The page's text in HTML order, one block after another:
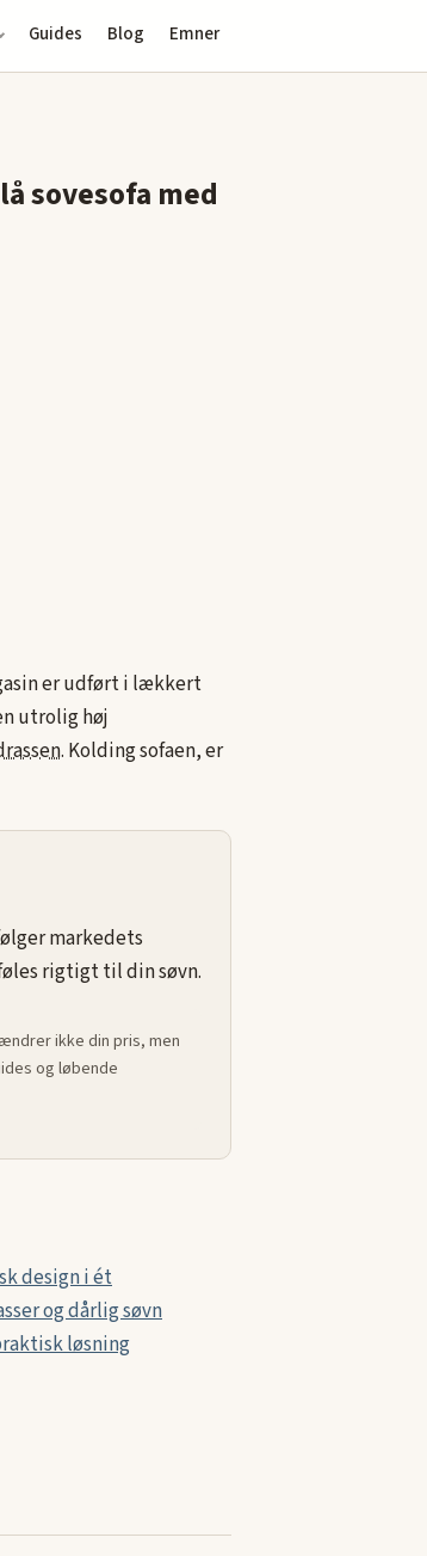
Guides Blog Emner
sovesofa med
er udført i lækkert
utrolig høj
. Kolding sofaen, er
markedets
rigtigt til din søvn.
ikke din pris, men
og løbende
design i ét
og dårlig søvn
løsning